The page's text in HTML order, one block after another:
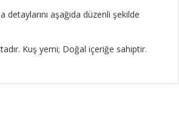
aşağıda düzenli şekilde
Kuş yemi; Doğal içeriğe sahiptir.